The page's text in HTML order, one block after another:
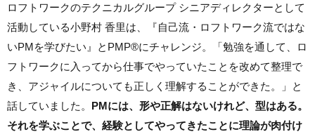
ロフトワークのテクニカルグループ シニアディレクターとして
活動している小野村 香里は、『自己流・ロフトワーク流ではな
いPMを学びたい』とPMP®にチャレンジ。「勉強を通して、ロ
フトワークに入ってから仕事でやっていたことを改めて整理で
き、アジャイルについても正しく理解することができた。」と
話していました。 PMには、形や正解はないけれど、型はある。
それを学ぶことで、経験としてやってきたことに理論が肉付け